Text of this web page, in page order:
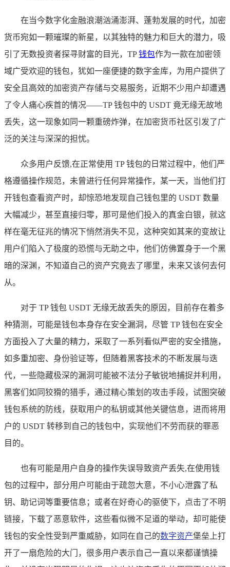
在当今数字化金融浪潮汹涌澎湃、蓬勃发展的时代，加密
货币宛如一颗璀璨的新星，以其独特的魅力和巨大的潜力，吸
引了无数投资者探寻财富的目光，TP钱包作为一款在加密领
域广受欢迎的钱包，犹如一座便捷的数字金库，为用户提供了
安全且高效的加密资产存储与交易服务，近期不少用户却遭遇
了令人痛心疾首的情况——TP 钱包中的 USDT 竟无缘无故地
丢失，这一现象如同一颗重磅炸弹，在加密货币社区引发了广
泛的关注与深深的担忧。
众多用户反馈,在正常使用 TP 钱包的日常过程中，他们严
格遵循操作规范，未曾进行任何异常操作，某一天，当他们打
开钱包查看资产时，却惊恐地发现自己钱包里的 USDT 数量
大幅减少，甚至直接归零，那可是他们投入的真金白银，就这
样在毫无征兆的情况下悄然消失不见，这种突如其来的变故让
用户们陷入了极度的恐慌与无助之中，他们仿佛置身于一个黑
暗的深渊，不知道自己的资产究竟去了哪里，未来又该何去何
从。
对于 TP 钱包 USDT 无缘无故丢失的原因，目前存在着多
种猜测，可能是钱包本身存在安全漏洞，尽管 TP 钱包在安全
方面投入了大量的精力，采取了一系列看似严密的安全措施，
如多重加密、身份验证等，但随着黑客技术的不断发展与迭
代，一些隐藏极深的漏洞可能被不法分子敏锐地捕捉并利用，
黑客们如同狡猾的猎手，通过精心策划的攻击手段，试图突破
钱包系统的防线，获取用户的私钥或其他关键信息，进而将用
户的 USDT 转移到自己的钱包中，实现他们不劳而获的罪恶
目的。
也有可能是用户自身的操作失误导致资产丢失,在使用钱
包的过程中，部分用户可能由于疏忽大意，不小心泄露了私
钥、助记词等重要信息；或者在好奇心的驱使下，点击了不明
链接，下载了恶意软件，这些看似微不足道的举动，却可能使
钱包的安全性受到严重威胁，如同在自己的数字资产堡垒上打
开了一扇危险的大门，很多用户表示自己一直以来都谨慎操